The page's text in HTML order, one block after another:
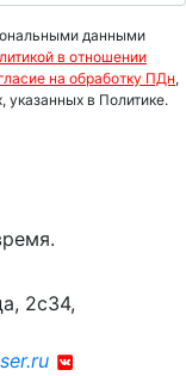
данными
в отношении
на обработку ПДн,
указанных в Политике.
2с34,